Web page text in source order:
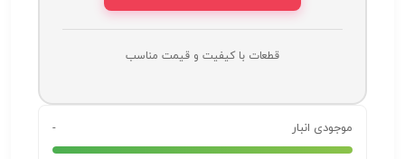
قطعات با کیفیت و قیمت مناسب